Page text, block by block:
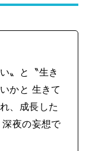
〟と〝生き
かと 生きて
、成長した
夜の妄想で